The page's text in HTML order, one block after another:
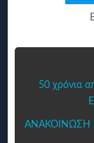
50 χρόνια
ΑΝΑΚΟΙΝΩΣΗ